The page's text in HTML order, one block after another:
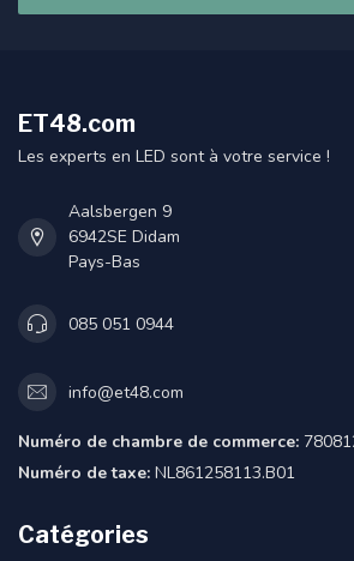
ET48.com
Les experts en LED sont à votre service !
Aalsbergen 9
6942SE Didam
Pays-Bas
085 051 0944
info@et48.com
Numéro de chambre de commerce:
Numéro de taxe: NL861258113.B01
Catégories